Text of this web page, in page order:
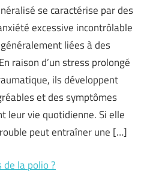
se caractérise par des
excessive incontrôlable
liées à des
raison d’un stress prolongé
ils développent
et des symptômes
leur vie quotidienne. Si elle
peut entraîner une […]
de la polio ?